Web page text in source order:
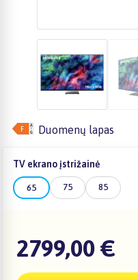
Duomenų lapas
TV ekrano įstrižainė
65 75 85
2799,00 €